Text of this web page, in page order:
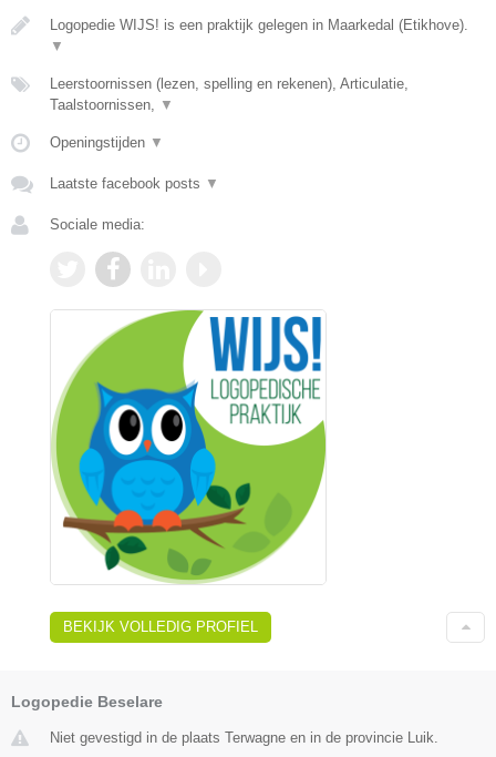
Logopedie WIJS! is een praktijk gelegen in Maarkedal (Etikhove).
▼
Leerstoornissen (lezen, spelling en rekenen), Articulatie,
Taalstoornissen, ▼
Openingstijden ▼
Laatste facebook posts ▼
Sociale media:
BEKIJK VOLLEDIG PROFIEL
Logopedie Beselare
Niet gevestigd in de plaats Terwagne en in de provincie Luik.